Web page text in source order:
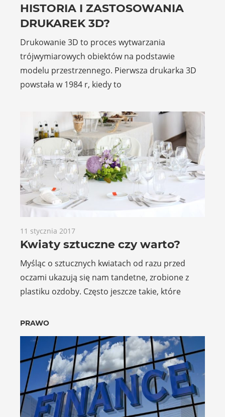
HISTORIA I ZASTOSOWANIA
DRUKAREK 3D?
Drukowanie 3D to proces wytwarzania
trójwymiarowych obiektów na podstawie
modelu przestrzennego. Pierwsza drukarka 3D
powstała w 1984 r, kiedy to
11 stycznia 2017
Kwiaty sztuczne czy warto?
Myśląc o sztucznych kwiatach od razu przed
oczami ukazują się nam tandetne, zrobione z
plastiku ozdoby. Często jeszcze takie, które
PRAWO